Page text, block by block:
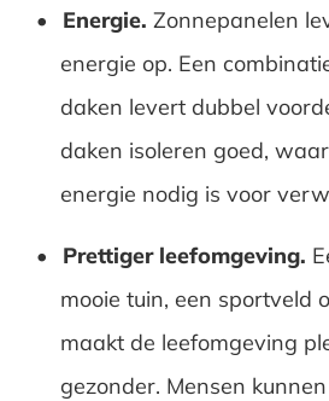
Energie. Zonnepanelen
energie op. Een
daken levert dubbel
daken isoleren goed,
energie nodig is voor
Prettiger leefomgeving.
mooie tuin, een sportveld
maakt de leefomgeving
gezonder. Mensen